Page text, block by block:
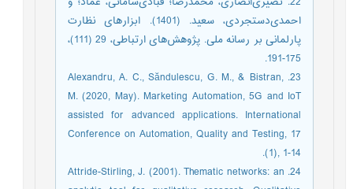
احمدی‌دستجردی، سعید. (1401). ابزارهای نظارت
پارلمانی بر رسانه ملی. پژوهش‌های ارتباطی، 29 (111)،
175-191.
23. Alexandru, A. C., Săndulescu, G. M., & Bistran,
M. (2020, May). Marketing Automation, 5G and IoT
assisted for advanced applications. International
Conference on Automation, Quality and Testing, 17
(1), 1-14.
24. Attride-Stirling, J. (2001). Thematic networks: an